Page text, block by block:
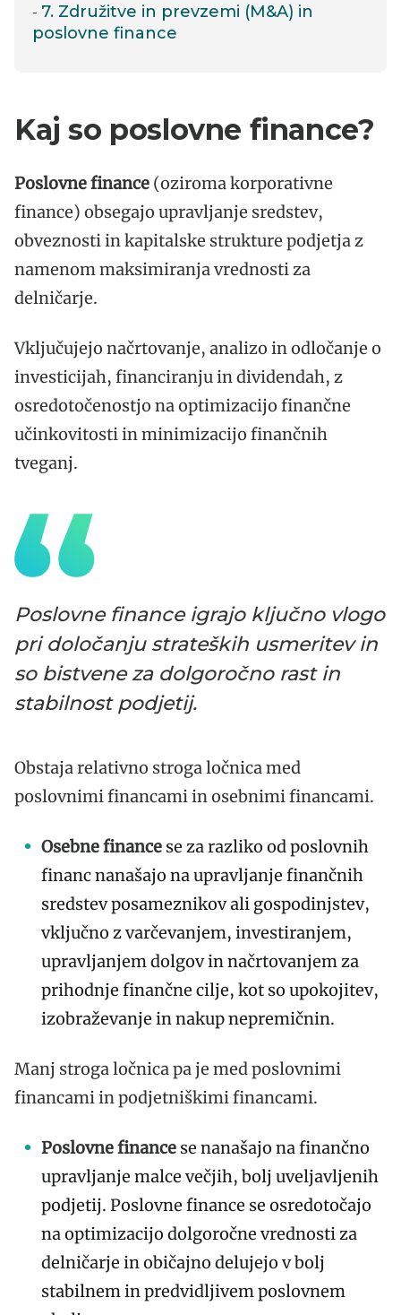
7. Združitve in prevzemi (M&A) in
poslovne finance
Kaj so poslovne finance?
Poslovne finance (oziroma korporativne
finance) obsegajo upravljanje sredstev,
obveznosti in kapitalske strukture podjetja z
namenom maksimiranja vrednosti za
delničarje.
Vključujejo načrtovanje, analizo in odločanje o
investicijah, financiranju in dividendah, z
osredotočenostjo na optimizacijo finančne
učinkovitosti in minimizacijo finančnih
tveganj.
Poslovne finance igrajo ključno vlogo
pri določanju strateških usmeritev in
so bistvene za dolgoročno rast in
stabilnost podjetij.
Obstaja relativno stroga ločnica med
poslovnimi financami in osebnimi financami.
Osebne finance se za razliko od poslovnih
financ nanašajo na upravljanje finančnih
sredstev posameznikov ali gospodinjstev,
vključno z varčevanjem, investiranjem,
upravljanjem dolgov in načrtovanjem za
prihodnje finančne cilje, kot so upokojitev,
izobraževanje in nakup nepremičnin.
Manj stroga ločnica pa je med poslovnimi
financami in podjetniškimi financami.
Poslovne finance se nanašajo na finančno
upravljanje malce večjih, bolj uveljavljenih
podjetij. Poslovne finance se osredotočajo
na optimizacijo dolgoročne vrednosti za
delničarje in običajno delujejo v bolj
stabilnem in predvidljivem poslovnem